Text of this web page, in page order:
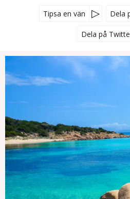
Tipsa en vän Dela
Dela på